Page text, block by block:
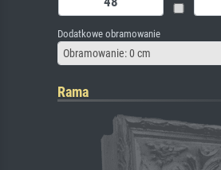
Dodatkowe obramowanie
Obramowanie: 0 cm
Rama